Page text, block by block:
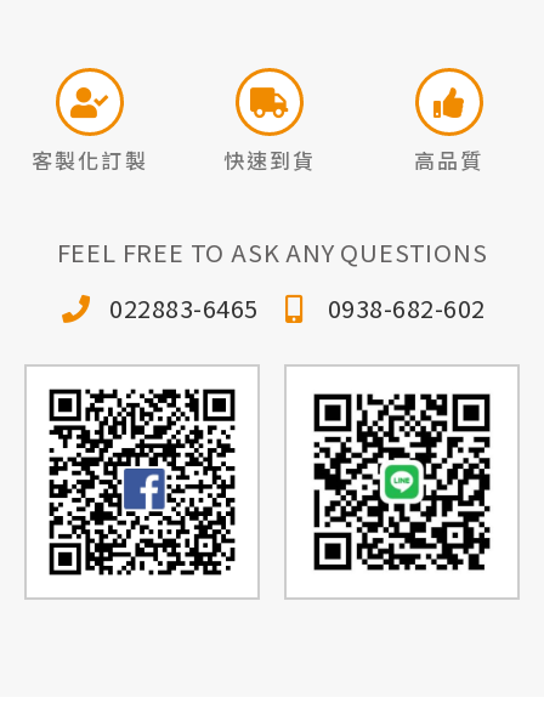
客製化訂製 快速到貨 高品質
FEEL FREE TO ASK ANY QUESTIONS
022883-6465
0938-682-602